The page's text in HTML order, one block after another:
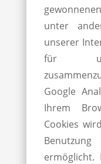
unter
unserer
für uns
Google
Ihrem
Cookies